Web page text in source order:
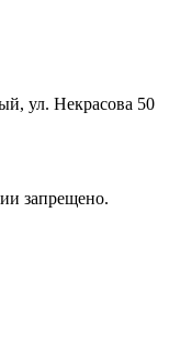
, ул. Некрасова 50
запрещено.